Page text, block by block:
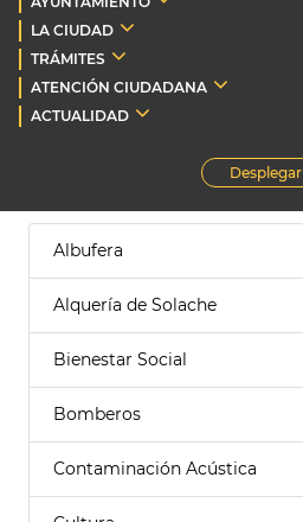
LA CIUDAD
TRÁMITES
ATENCIÓN CIUDADANA
ACTUALIDAD
Desplegar
Albufera
Alquería de Solache
Bienestar Social
Bomberos
Contaminación Acústica